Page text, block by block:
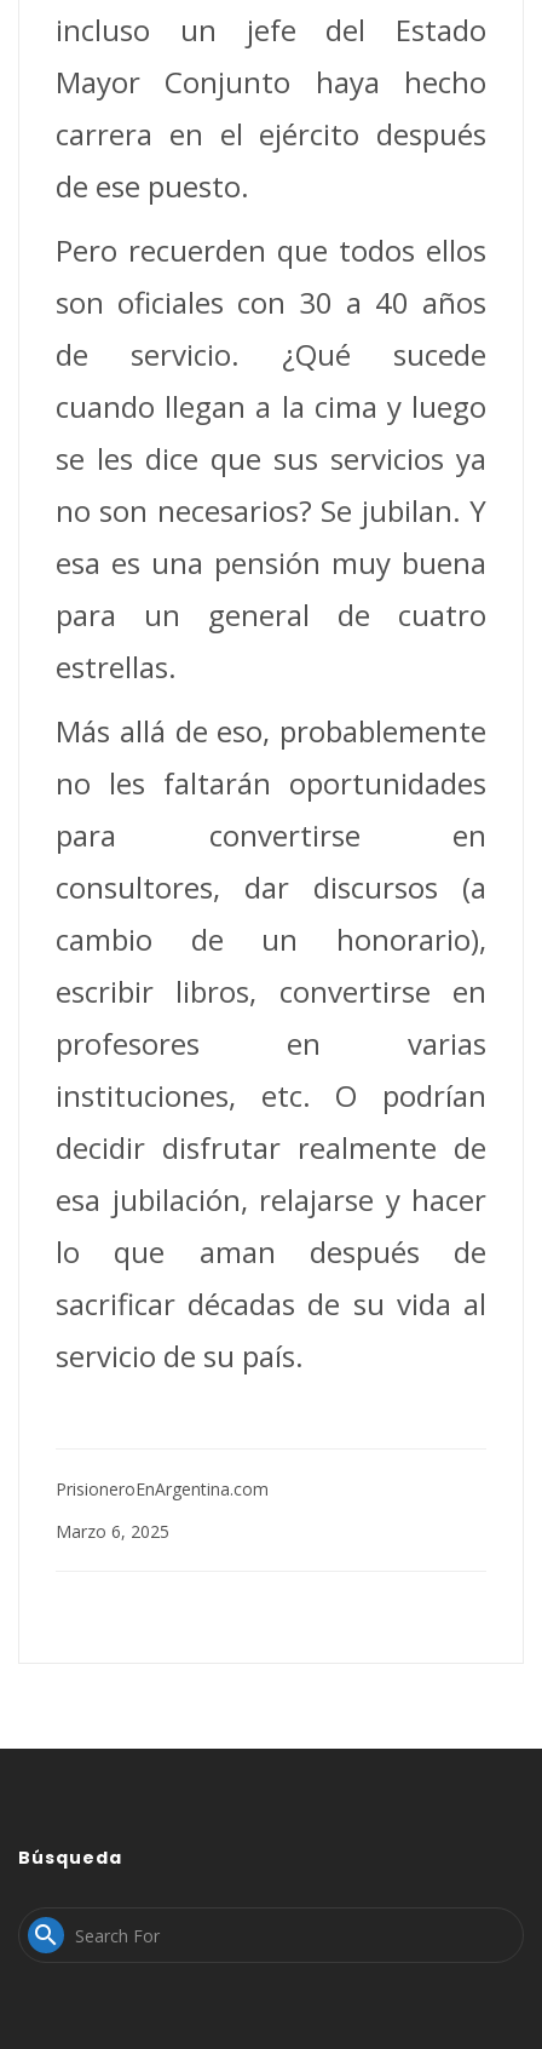
incluso un jefe del Estado
Mayor Conjunto haya hecho
carrera en el ejército después
de ese puesto.
Pero recuerden que todos ellos
son oficiales con 30 a 40 años
de servicio. ¿Qué sucede
cuando llegan a la cima y luego
se les dice que sus servicios ya
no son necesarios? Se jubilan. Y
esa es una pensión muy buena
para un general de cuatro
estrellas.
Más allá de eso, probablemente
no les faltarán oportunidades
para convertirse en
consultores, dar discursos (a
cambio de un honorario),
escribir libros, convertirse en
profesores en varias
instituciones, etc. O podrían
decidir disfrutar realmente de
esa jubilación, relajarse y hacer
lo que aman después de
sacrificar décadas de su vida al
servicio de su país.
PrisioneroEnArgentina.com
Marzo 6, 2025
Búsqueda
